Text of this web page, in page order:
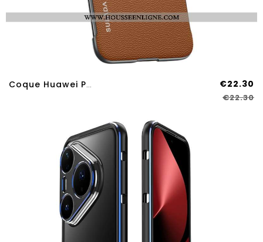
Coque Huawei Pura 80 Pro Design Sans Cadre SULADA €22.30
€22.30